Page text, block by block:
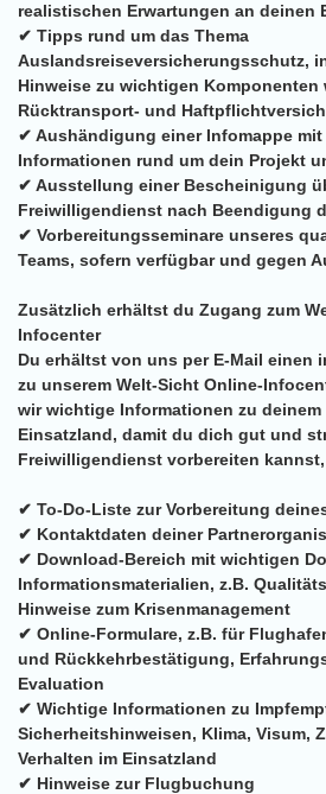
realistischen Erwartungen an deinen
✔ Tipps rund um das Thema
Auslandsreiseversicherungsschutz,
Hinweise zu wichtigen Komponenten
Rücktransport- und
✔ Aushändigung einer Infomappe
Informationen rund um dein Projekt
✔ Ausstellung einer Bescheinigung
Freiwilligendienst nach Beendigung
✔ Vorbereitungsseminare unseres
Teams, sofern verfügbar und gegen
Zusätzlich erhältst du Zugang zum
Infocenter
Du erhältst von uns per E-Mail einen
zu unserem Welt-Sicht Online-
wir wichtige Informationen zu
Einsatzland, damit du dich gut und
Freiwilligendienst vorbereiten kannst,
✔ To-Do-Liste zur Vorbereitung
✔ Kontaktdaten deiner
✔ Download-Bereich mit wichtigen
Informationsmaterialien, z.B.
Hinweise zum Krisenmanagement
✔ Online-Formulare, z.B. für
und Rückkehrbestätigung,
Evaluation
✔ Wichtige Informationen zu
Sicherheitshinweisen, Klima, Visum,
Verhalten im Einsatzland
✔ Hinweise zur Flugbuchung